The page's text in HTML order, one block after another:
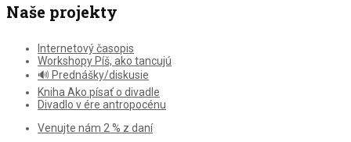
Naše projekty
Internetový časopis
Workshopy Píš, ako tancujú
🔊 Prednášky/diskusie
Kniha Ako písať o divadle
Divadlo v ére antropocénu
Venujte nám 2 % z daní